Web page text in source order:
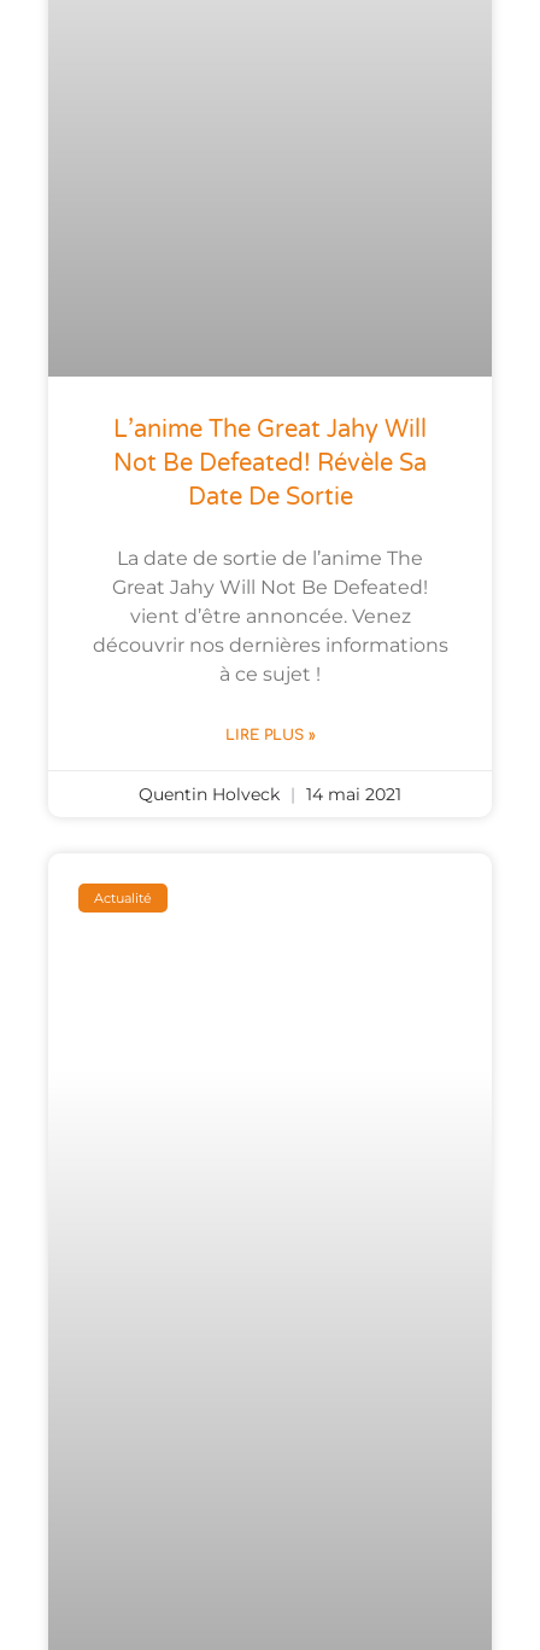
L’anime The Great Jahy Will
Not Be Defeated! Révèle Sa
Date De Sortie
La date de sortie de l’anime The
Great Jahy Will Not Be Defeated!
vient d’être annoncée. Venez
découvrir nos dernières informations
à ce sujet !
LIRE PLUS »
Quentin Holveck 14 mai 2021
Actualité